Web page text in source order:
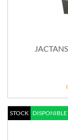
STOCK DISPONIBLE